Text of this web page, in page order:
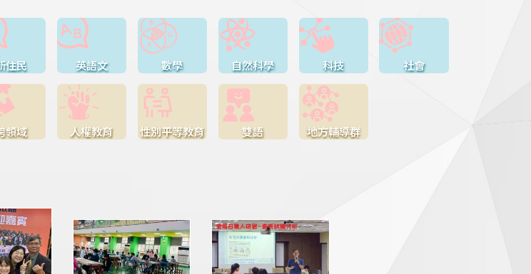
住民 英語文 數學 自然科學 科技 社會
領域 人權教育 性別平等教育 雙語 地方輔導群